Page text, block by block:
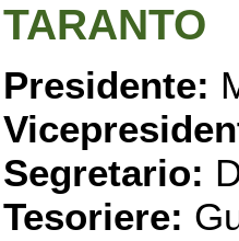
TARANTO
Presidente:
Segretario:
Tesoriere: